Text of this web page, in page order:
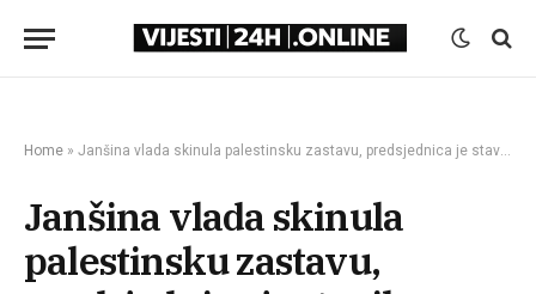
Home » Janšina vlada skinula palestinsku zastavu, predsjednica je stavila na svoju palaču
Janšina vlada skinula
palestinsku zastavu,